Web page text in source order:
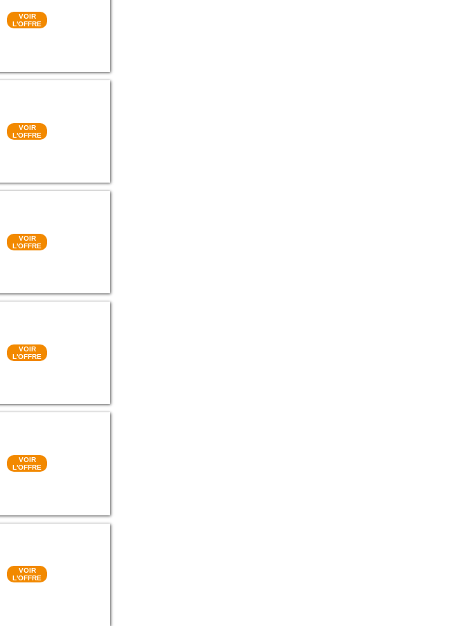
VOIR
L'OFFRE
VOIR
L'OFFRE
VOIR
L'OFFRE
VOIR
L'OFFRE
VOIR
L'OFFRE
VOIR
L'OFFRE